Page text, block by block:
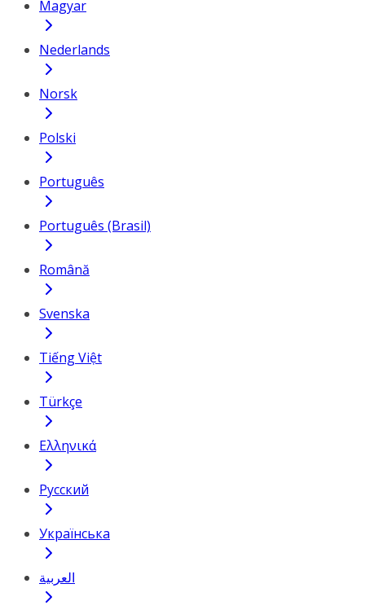
Magyar
Nederlands
Norsk
Polski
Português
Português (Brasil)
Română
Svenska
Tiếng Việt
Türkçe
Ελληνικά
Русский
Українська
العربية